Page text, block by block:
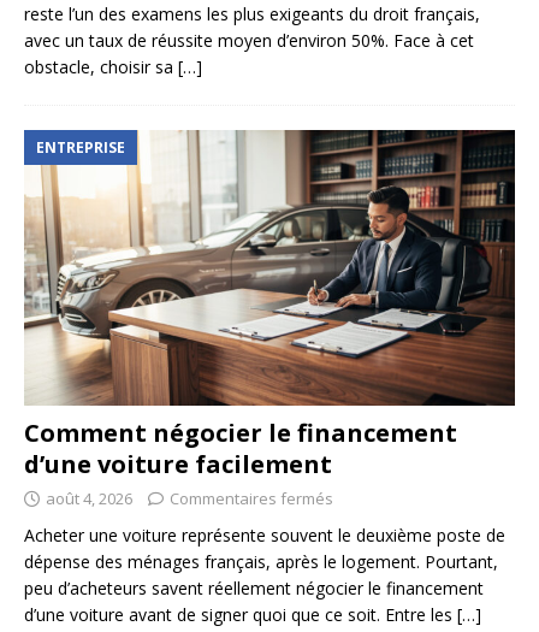
reste l’un des examens les plus exigeants du droit français,
avec un taux de réussite moyen d’environ 50%. Face à cet
obstacle, choisir sa […]
ENTREPRISE
Comment négocier le financement
d’une voiture facilement
août 4, 2026 Commentaires fermés
Acheter une voiture représente souvent le deuxième poste de
dépense des ménages français, après le logement. Pourtant,
peu d’acheteurs savent réellement négocier le financement
d’une voiture avant de signer quoi que ce soit. Entre les […]